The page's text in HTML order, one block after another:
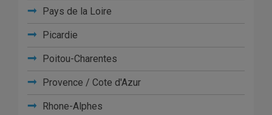
Pays de la Loire
Picardie
Poitou-Charentes
Provence / Cote d'Azur
Rhone-Alphes